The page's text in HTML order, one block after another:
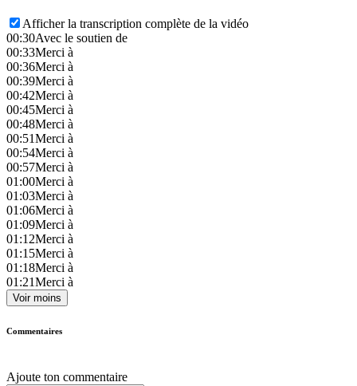
Afficher la transcription complète de la vidéo
00:30Avec le soutien de
00:33Merci à
00:36Merci à
00:39Merci à
00:42Merci à
00:45Merci à
00:48Merci à
00:51Merci à
00:54Merci à
00:57Merci à
01:00Merci à
01:03Merci à
01:06Merci à
01:09Merci à
01:12Merci à
01:15Merci à
01:18Merci à
01:21Merci à
Voir moins
Commentaires
Ajoute ton commentaire